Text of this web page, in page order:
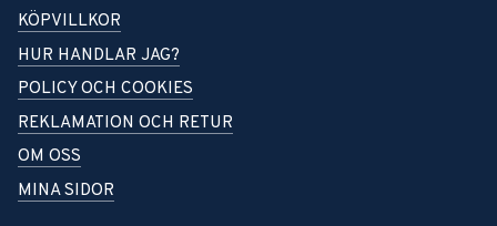
KÖPVILLKOR
HUR HANDLAR JAG?
POLICY OCH COOKIES
REKLAMATION OCH RETUR
OM OSS
MINA SIDOR